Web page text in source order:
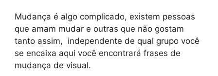
Mudança é algo complicado, existem pessoas
que amam mudar e outras que não gostam
tanto assim, independente de qual grupo você
se encaixa aqui você encontrará frases de
mudança de visual.